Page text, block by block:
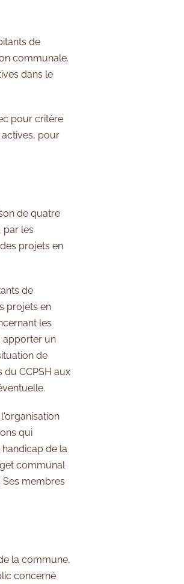
de
communale.
dans le
pour critère
pour
de quatre
par les
projets en
de
projets en
les
apporter un
de
du CCPSH aux
qui
de la
communal
membres
la commune,
concerné